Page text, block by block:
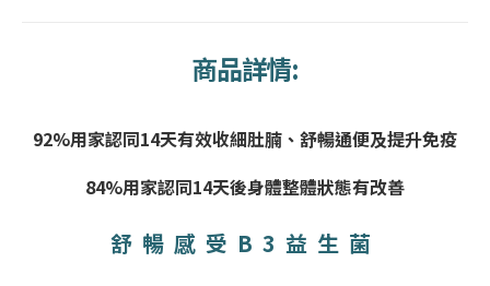
商品詳情:
92%用家認同14天有效收細肚腩、舒暢通便及提升免疫
84%用家認同14天後身體整體狀態有改善
舒暢感受B3益生菌